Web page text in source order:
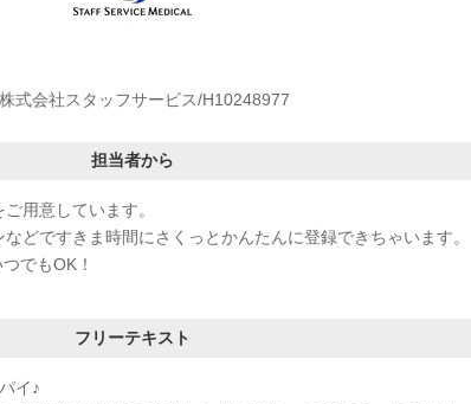
株式会社スタッフサービス/H10248977
担当者から
用意しています。
どですきま時間にさくっとかんたんに登録できちゃいます。
でもOK！
フリーテキスト
イ♪